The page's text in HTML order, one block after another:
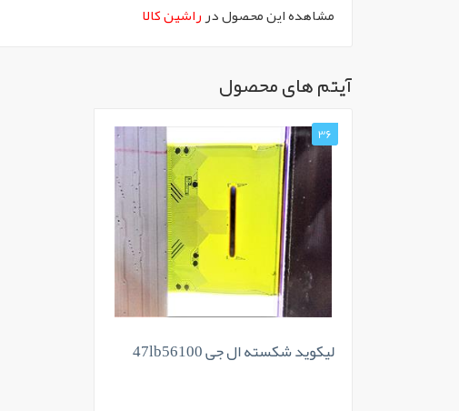
مشاهده این محصول درراشین کالا
آیتم های محصول
36
لیکوید شکسته ال جی 47lb56100